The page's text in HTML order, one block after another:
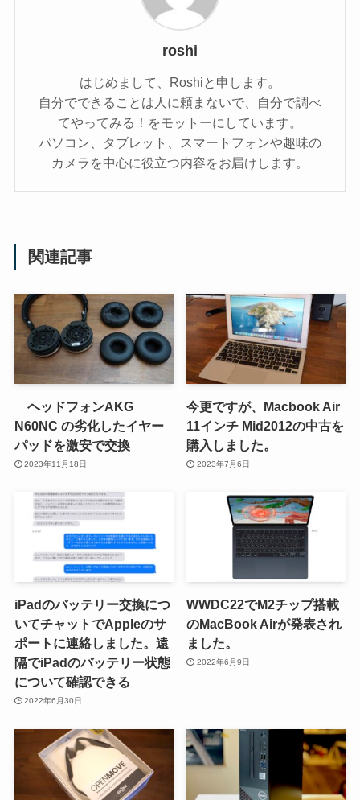
roshi
はじめまして、Roshiと申します。
自分でできることは人に頼まないで、自分で調べ
てやってみる！をモットーにしています。
パソコン、タブレット、スマートフォンや趣味の
カメラを中心に役立つ内容をお届けします。
関連記事
ヘッドフォンAKG
N60NC の劣化したイヤー
パッドを激安で交換
2023年11月18日
今更ですが、Macbook Air
11インチ Mid2012の中古を
購入しました。
2023年7月6日
iPadのバッテリー交換につ
いてチャットでAppleのサ
ポートに連絡しました。遠
隔でiPadのバッテリー状態
について確認できる
2022年6月30日
WWDC22でM2チップ搭載
のMacBook Airが発表され
ました。
2022年6月9日